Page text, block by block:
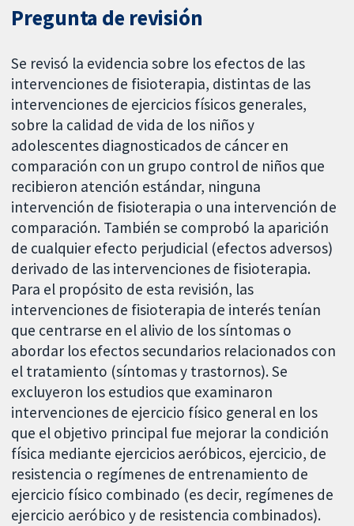
Pregunta de revisión
Se revisó la evidencia sobre los efectos de las
intervenciones de fisioterapia, distintas de las
intervenciones de ejercicios físicos generales,
sobre la calidad de vida de los niños y
adolescentes diagnosticados de cáncer en
comparación con un grupo control de niños que
recibieron atención estándar, ninguna
intervención de fisioterapia o una intervención de
comparación. También se comprobó la aparición
de cualquier efecto perjudicial (efectos adversos)
derivado de las intervenciones de fisioterapia.
Para el propósito de esta revisión, las
intervenciones de fisioterapia de interés tenían
que centrarse en el alivio de los síntomas o
abordar los efectos secundarios relacionados con
el tratamiento (síntomas y trastornos). Se
excluyeron los estudios que examinaron
intervenciones de ejercicio físico general en los
que el objetivo principal fue mejorar la condición
física mediante ejercicios aeróbicos, ejercicio, de
resistencia o regímenes de entrenamiento de
ejercicio físico combinado (es decir, regímenes de
ejercicio aeróbico y de resistencia combinados).